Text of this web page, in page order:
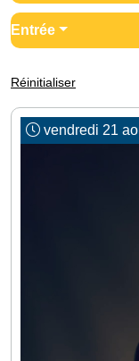
Entrée
Réinitialiser
vendredi 21